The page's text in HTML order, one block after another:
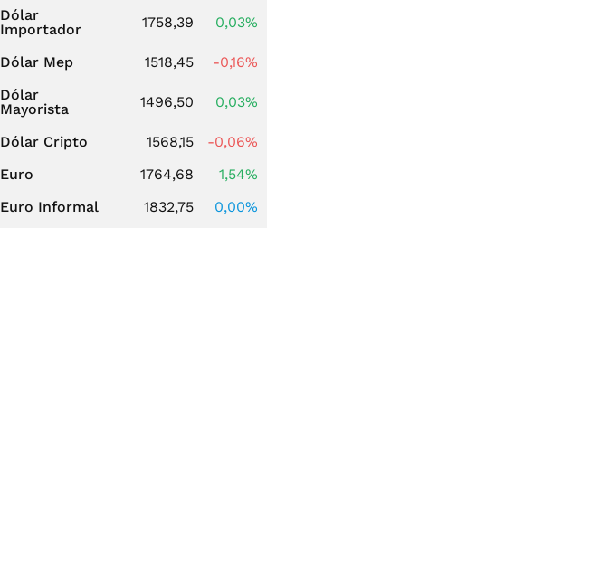
Dólar
Importador
1758,39 0,03%
Dólar Mep 1518,45
-0,16%
Dólar
Mayorista
1496,50 0,03%
Dólar Cripto 1568,15
-0,06%
Euro
1764,68
1,54%
Euro Informal
1832,75 0,00%